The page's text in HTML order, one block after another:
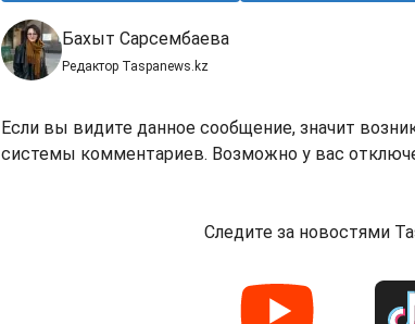
Бахыт Сарсембаева
Редактор Taspanews.kz
Если вы видите данное сообщение, значит
системы комментариев. Возможно у вас
Следите за новостями